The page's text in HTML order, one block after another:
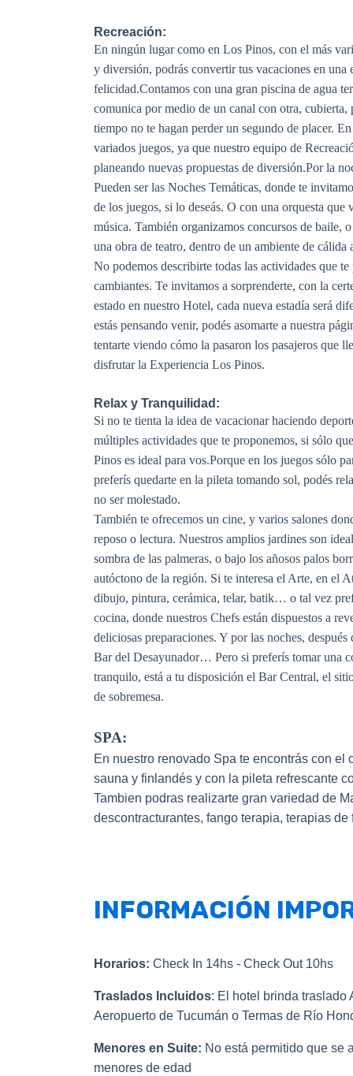
Recreación:
En ningún lugar como en Los Pinos, con el más
y diversión, podrás convertir tus vacaciones en una
felicidad.Contamos con una gran piscina de agua
comunica por medio de un canal con otra, cubierta,
tiempo no te hagan perder un segundo de placer.
variados juegos, ya que nuestro equipo de
planeando nuevas propuestas de diversión.Por la
Pueden ser las Noches Temáticas, donde te
de los juegos, si lo deseás. O con una orquesta que
música. También organizamos concursos de baile,
una obra de teatro, dentro de un ambiente de cálida
No podemos describirte todas las actividades que
cambiantes. Te invitamos a sorprenderte, con la
estado en nuestro Hotel, cada nueva estadía será
estás pensando venir, podés asomarte a nuestra
tentarte viendo cómo la pasaron los pasajeros que
disfrutar la Experiencia Los Pinos.
Relax y Tranquilidad:
Si no te tienta la idea de vacacionar haciendo
múltiples actividades que te proponemos, si sólo
Pinos es ideal para vos.Porque en los juegos sólo
preferís quedarte en la pileta tomando sol, podés
no ser molestado.
También te ofrecemos un cine, y varios salones
reposo o lectura. Nuestros amplios jardines son
sombra de las palmeras, o bajo los añosos palos
autóctono de la región. Si te interesa el Arte, en el
dibujo, pintura, cerámica, telar, batik… o tal vez
cocina, donde nuestros Chefs están dispuestos a
deliciosas preparaciones. Y por las noches,
Bar del Desayunador… Pero si preferís tomar una
tranquilo, está a tu disposición el Bar Central, el
de sobremesa.
SPA:
En nuestro renovado Spa te encontrás con el
sauna y finlandés y con la pileta refrescante
Tambien podras realizarte gran variedad de
descontracturantes, fango terapia, terapias de
INFORMACIÓN
Horarios: Check In 14hs - Check Out 10hs
Traslados Incluidos: El hotel brinda traslado
Aeropuerto de Tucumán o Termas de Río
Menores en Suite: No está permitido que se
menores de edad